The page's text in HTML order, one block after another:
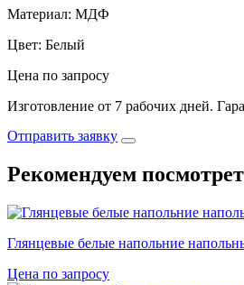
Материал: МДФ
Цвет: Белый
Цена по запросу
Изготовление от 7 рабочих дней.
Отправить заявку
Рекомендуем
Глянцевые белые напольние
Цена по запросу